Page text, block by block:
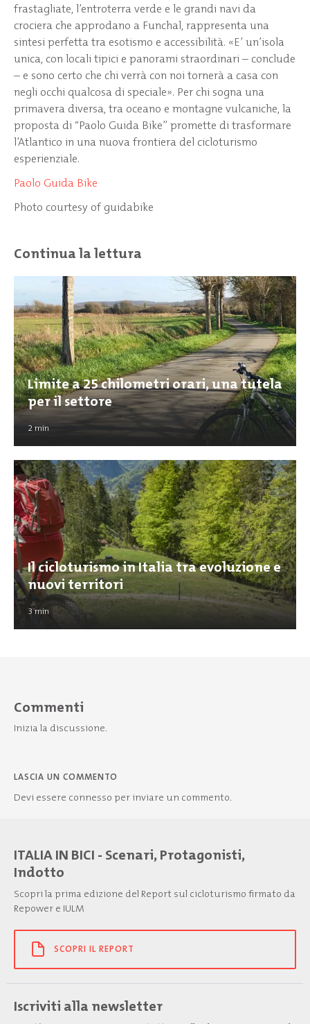
frastagliate, l’entroterra verde e le grandi navi da
crociera che approdano a Funchal, rappresenta una
sintesi perfetta tra esotismo e accessibilità. «E’ un’isola
unica, con locali tipici e panorami straordinari – conclude
– e sono certo che chi verrà con noi tornerà a casa con
negli occhi qualcosa di speciale». Per chi sogna una
primavera diversa, tra oceano e montagne vulcaniche, la
proposta di “Paolo Guida Bike” promette di trasformare
l’Atlantico in una nuova frontiera del cicloturismo
esperienziale.
Paolo Guida Bike
Photo courtesy of guidabike
Continua la lettura
Limite a 25 chilometri orari, una tutela
per il settore
2min
Il cicloturismo in Italia tra evoluzione e
nuovi territori
3 min
Commenti
Inizia la discussione.
LASCIA UN COMMENTO
Devi essere connesso per inviare un commento.
ITALIA IN BICI - Scenari, Protagonisti,
Indotto
Scopri la prima edizione del Report sul cicloturismo firmato da
Repower e IULM
SCOPRI IL REPORT
Iscriviti alla newsletter